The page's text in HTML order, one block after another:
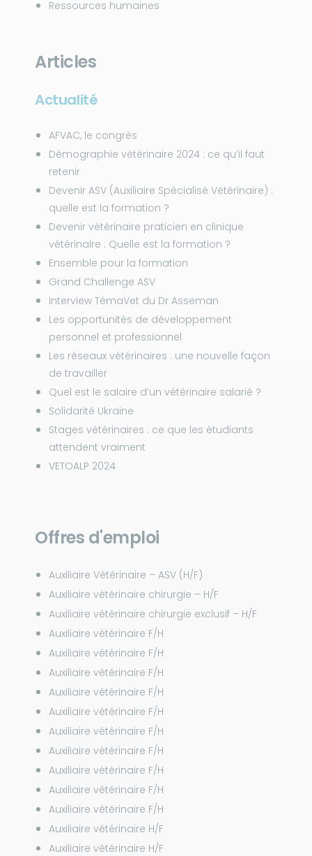
Ressources humaines
Articles
Actualité
AFVAC, le congrès
Démographie vétérinaire 2024 : ce qu’il faut
retenir
Devenir ASV (Auxiliaire Spécialisé Vétérinaire) :
quelle est la formation ?
Devenir vétérinaire praticien en clinique
vétérinaire : Quelle est la formation ?
Ensemble pour la formation
Grand Challenge ASV
Interview TémaVet du Dr Asseman
Les opportunités de développement
personnel et professionnel
Les réseaux vétérinaires : une nouvelle façon
de travailler
Quel est le salaire d’un vétérinaire salarié ?
Solidarité Ukraine
Stages vétérinaires : ce que les étudiants
attendent vraiment
VETOALP 2024
Offres d'emploi
Auxiliaire Vétérinaire – ASV (H/F)
Auxiliaire vétérinaire chirurgie – H/F
Auxiliaire vétérinaire chirurgie exclusif – H/F
Auxiliaire vétérinaire F/H
Auxiliaire vétérinaire F/H
Auxiliaire vétérinaire F/H
Auxiliaire vétérinaire F/H
Auxiliaire vétérinaire F/H
Auxiliaire vétérinaire F/H
Auxiliaire vétérinaire F/H
Auxiliaire vétérinaire F/H
Auxiliaire vétérinaire F/H
Auxiliaire vétérinaire F/H
Auxiliaire vétérinaire H/F
Auxiliaire vétérinaire H/F